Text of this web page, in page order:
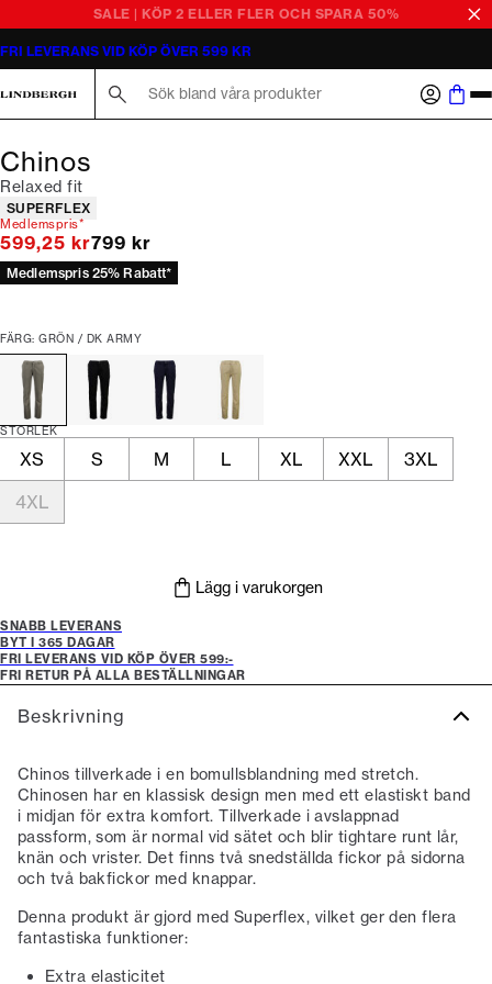
SALE | KÖP 2 ELLER FLER OCH SPARA 50%
FRI LEVERANS VID KÖP ÖVER 599 KR
Chinos
Relaxed fit
Produktattribut
SUPERFLEX
Medlemspris*
599,25 krOriginalpris
799 kr
Medlemspris 25% Rabatt*
FÄRG: GRÖN / DK ARMY
STORLEK
XS S M L XL XXL
3XL
4XL
Lägg i varukorgen
SNABB LEVERANS
BYT I 365 DAGAR
FRI LEVERANS VID KÖP ÖVER 599:-
FRI RETUR PÅ ALLA BESTÄLLNINGAR
Beskrivning
Chinos tillverkade i en bomullsblandning med stretch.
Chinosen har en klassisk design men med ett elastiskt band
i midjan för extra komfort. Tillverkade i avslappnad
passform, som är normal vid sätet och blir tightare runt lår,
knän och vrister. Det finns två snedställda fickor på sidorna
och två bakfickor med knappar.
Denna produkt är gjord med Superflex, vilket ger den flera
fantastiska funktioner:
Extra elasticitet